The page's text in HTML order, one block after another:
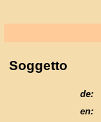
Soggetto
de:
en: